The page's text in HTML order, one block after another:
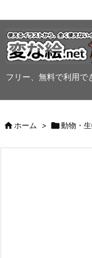
フリー、無料で利用で
ホーム > 動物・